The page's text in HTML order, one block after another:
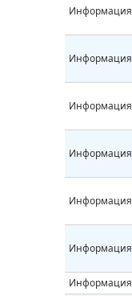
Информация
Информация
Информация
Информация
Информация
Информация
Информация